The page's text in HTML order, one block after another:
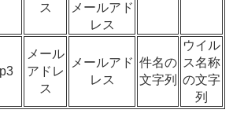
ス
メールアド
レス
メール
アドレ
ス
メールアド
レス
件名の
文字列
ウイル
ス名称
の文字
列